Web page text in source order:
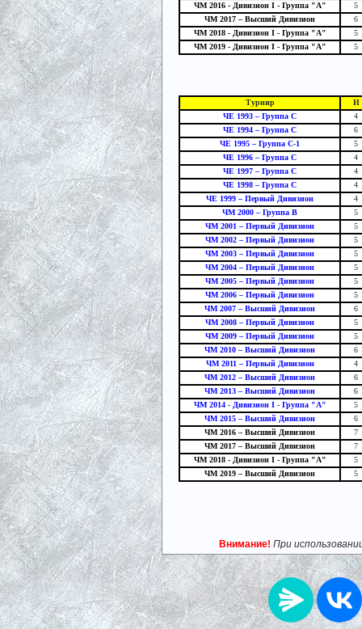
ЧМ 2016 - Дивизион I - Группа "A"
5
ЧМ 2017 – Высший Дивизион
6
ЧМ 2018 - Дивизион I - Группа "A"
5
ЧМ 2019 - Дивизион I - Группа "A"
5
Турнир
И
ЧЕ 1993 – Группа С
4
ЧЕ 1994 – Группа C
6
ЧЕ 1995 – Группа C-1
5
ЧЕ 1996 – Группа С
4
ЧЕ 1997 – Группа C
4
ЧЕ 1998 – Группа C
4
ЧЕ 1999 – Первый Дивизион
4
ЧМ 2000 – Группа B
5
ЧМ 2001 – Первый Дивизион
5
ЧМ 2002 – Первый Дивизион
5
ЧМ 2003 – Первый Дивизион
5
ЧМ 2004 – Первый Дивизион
5
ЧМ 2005 – Первый Дивизион
5
ЧМ 2006 – Первый Дивизион
5
ЧМ 2007 – Высший Дивизион
6
ЧМ 2008 – Первый Дивизион
5
ЧМ 2009 – Первый Дивизион
5
ЧМ 2010 – Высший Дивизион
6
ЧМ 2011 – Первый Дивизион
4
ЧМ 2012 – Высший Дивизион
6
ЧМ 2013 – Высший Дивизион
6
ЧМ 2014 - Дивизион I - Группа "A"
5
ЧМ 2015 – Высший Дивизион
6
ЧМ 2016 – Высший Дивизион
7
ЧМ 2017 – Высший Дивизион
7
ЧМ 2018 - Дивизион I - Группа "A"
5
ЧМ 2019 – Высший Дивизион
5
Внимание! При